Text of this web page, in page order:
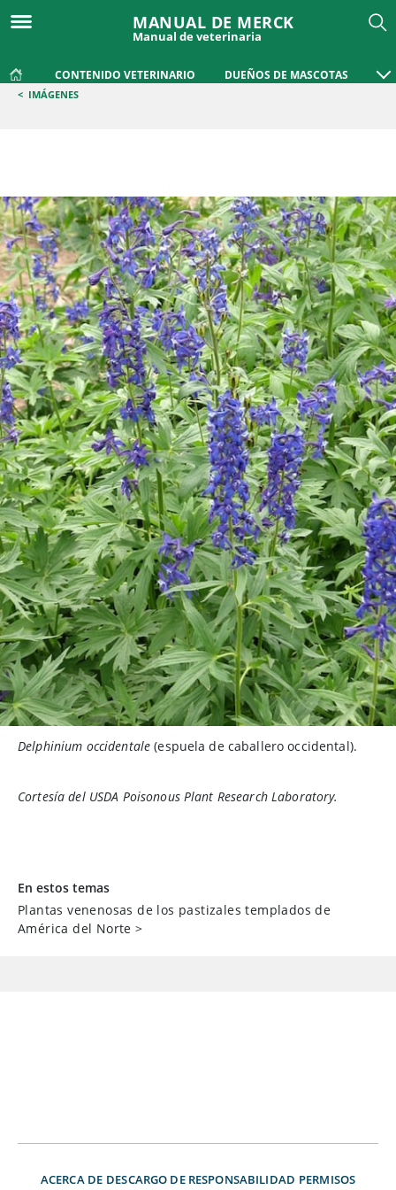
MANUAL DE MERCK
Manual de veterinaria
CONTENIDO VETERINARIO DUEÑOS DE MASCOTAS
< IMÁGENES
Delphinium occidentale (espuela de caballero occidental).
Cortesía del USDA Poisonous Plant Research Laboratory.
En estos temas
Plantas venenosas de los pastizales templados de
América del Norte >
ACERCA DE DESCARGO DE RESPONSABILIDAD PERMISOS